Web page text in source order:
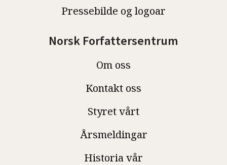
Pressebilde og logoar
Norsk Forfattersentrum
Om oss
Kontakt oss
Styret vårt
Årsmeldingar
Historia vår